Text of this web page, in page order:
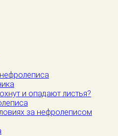
и опадают листья?
за нефролеписом